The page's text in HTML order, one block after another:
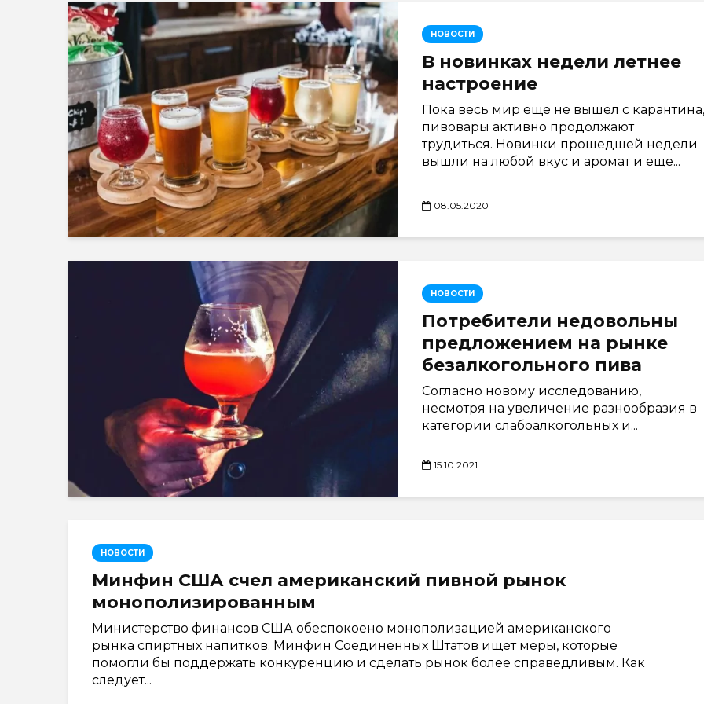
НОВОСТИ
В новинках недели летнее
настроение
Пока весь мир еще не вышел с карантина,
пивовары активно продолжают
трудиться. Новинки прошедшей недели
вышли на любой вкус и аромат и еще...
08.05.2020
НОВОСТИ
Потребители недовольны
предложением на рынке
безалкогольного пива
Согласно новому исследованию,
несмотря на увеличение разнообразия в
категории слабоалкогольных и...
15.10.2021
НОВОСТИ
Минфин США счел американский пивной рынок
монополизированным
Министерство финансов США обеспокоено монополизацией американского
рынка спиртных напитков. Минфин Соединенных Штатов ищет меры, которые
помогли бы поддержать конкуренцию и сделать рынок более справедливым. Как
следует...